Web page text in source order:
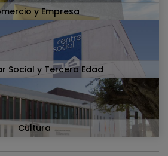
y Empresa
Social y Tercera Edad
Cultura